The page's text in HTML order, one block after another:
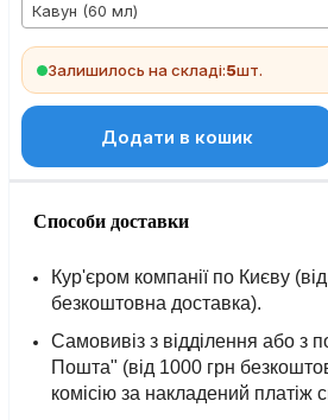
Кавун (60 мл)
Залишилось на складі:5шт.
Додати в кошик
Способи доставки
Кур'єром компанії по Києву
безкоштовна доставка).
Самовивіз з відділення або з
Пошта" (від 1000 грн
комісію за накладений платіж